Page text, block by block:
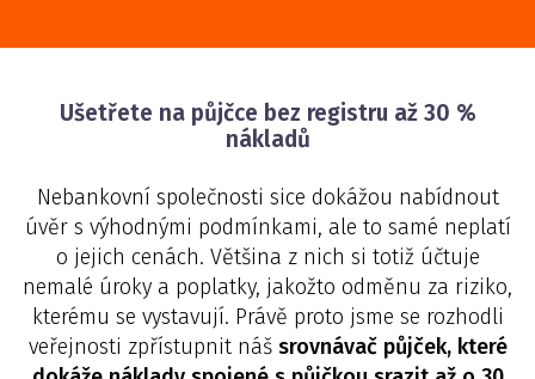
Ušetřete na půjčce bez registru až 30 %
nákladů
Nebankovní společnosti sice dokážou nabídnout
úvěr s výhodnými podmínkami, ale to samé neplatí
o jejich cenách. Většina z nich si totiž účtuje
nemalé úroky a poplatky, jakožto odměnu za riziko,
kterému se vystavují. Právě proto jsme se rozhodli
veřejnosti zpřístupnit náš srovnávač půjček, které